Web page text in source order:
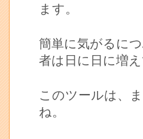
ます。
簡単に気がるに
者は日に日に増
このツールは、
ね。